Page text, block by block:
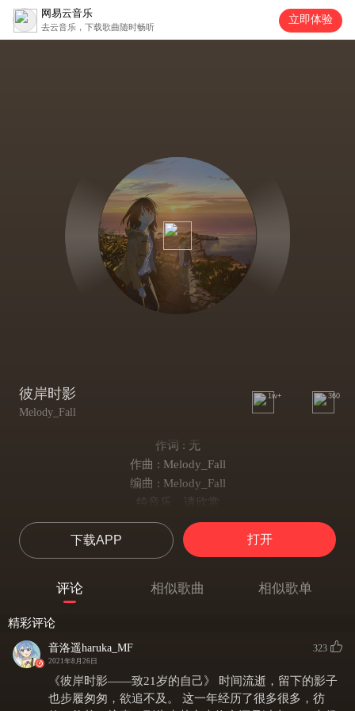
网易云音乐
去云音乐，下载歌曲随时畅听
立即体验
彼岸时影
Melody_Fall
1w+ 360
作词 : 无
作曲 : Melody_Fall
编曲 : Melody_Fall
纯音乐，请欣赏
下载APP 打开
评论 相似歌曲 相似歌单
精彩评论
音洛遥haruka_MF
2021年8月26日
323
《彼岸时影——致21岁的自己》 时间流逝，留下的影子
也步履匆匆，欲追不及。 这一年经历了很多很多，彷